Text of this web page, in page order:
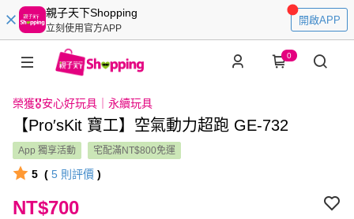
親子天下Shopping
立刻使用官方APP
開啟APP
0
榮獲🎖️安心好玩具｜永續玩具
【Pro′sKit 寶工】空氣動力超跑 GE-732
App 獨享活動 宅配滿NT$800免運
5 ( 5 則評價 )
NT$700